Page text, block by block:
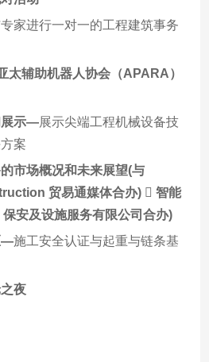
家进行一对一的工程建筑事务
太辅助机器人协会（APARA）
展示—展示尖端工程机械设备技
案
市场概况和未来展望(与
贸易通媒体合办) 智能
安及设施服务有限公司合办)
—施工安全认证与起重与链条基
夜